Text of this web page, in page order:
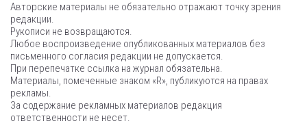
Авторские материалы не обязательно отражают точку зрения
редакции.
Рукописи не возвращаются.
Любое воспроизведение опубликованных материалов без
письменного согласия редакции не допускается.
При перепечатке ссылка на журнал обязательна.
Материалы, помеченные знаком «R», публикуются на правах
рекламы.
За содержание рекламных материалов редакция
ответственности не несет.